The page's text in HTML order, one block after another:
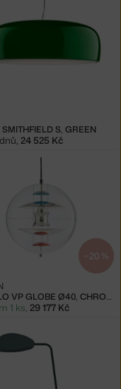
S, GREEN
24 525 Kč
−20 %
SVÍTIDLO VP GLOBE Ø40, CHROME/RED/BLUE
1 ks, 29 177 Kč